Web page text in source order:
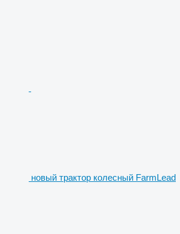
новый трактор колесный FarmLead